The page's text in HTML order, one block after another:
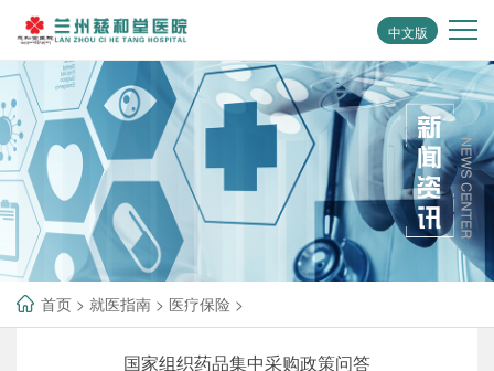
中文版
首页 > 就医指南 > 医疗保险 >
国家组织药品集中采购政策问答